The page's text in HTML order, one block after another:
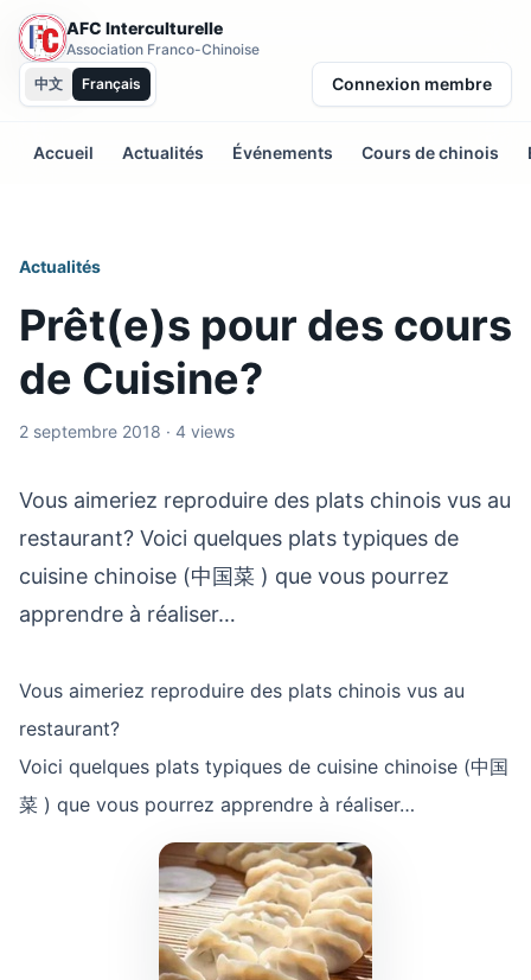
AFC Interculturelle
Association Franco-Chinoise
中文
Français Connexion membre
Accueil Actualités Événements Cours de chinois
Actualités
Prêt(e)s pour des cours
de Cuisine?
2 septembre 2018 · 4 views
Vous aimeriez reproduire des plats chinois vus au
restaurant? Voici quelques plats typiques de
cuisine chinoise (中国菜 ) que vous pourrez
apprendre à réaliser…
Vous aimeriez reproduire des plats chinois vus au
restaurant?
Voici quelques plats typiques de cuisine chinoise (中国
菜 ) que vous pourrez apprendre à réaliser…